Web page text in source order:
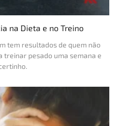
na Dieta e no Treino
tem resultados de quem não
treinar pesado uma semana e